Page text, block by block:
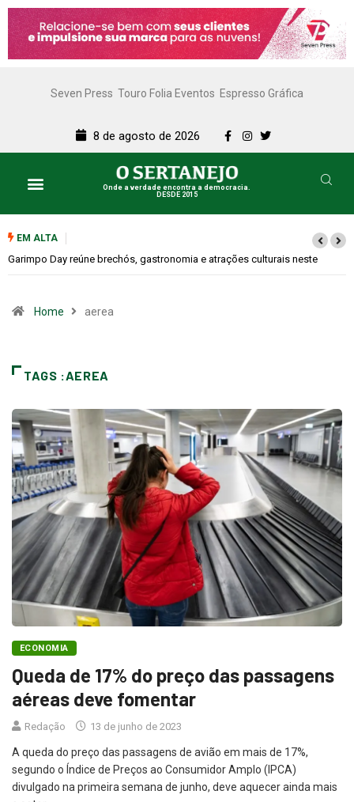
Seven Press Touro Folia Eventos Espresso Gráfica
8 de agosto de 2026
Onde a verdade encontra a democracia.
DESDE 2015
EM ALTA
Garimpo Day reúne brechós, gastronomia e atrações culturais neste
Home aerea
TAGS :AEREA
ECONOMIA
Queda de 17% do preço das passagens
aéreas deve fomentar
Redação 13 de junho de 2023
A queda do preço das passagens de avião em mais de 17%,
segundo o Índice de Preços ao Consumidor Amplo (IPCA)
divulgado na primeira semana de junho, deve aquecer ainda mais